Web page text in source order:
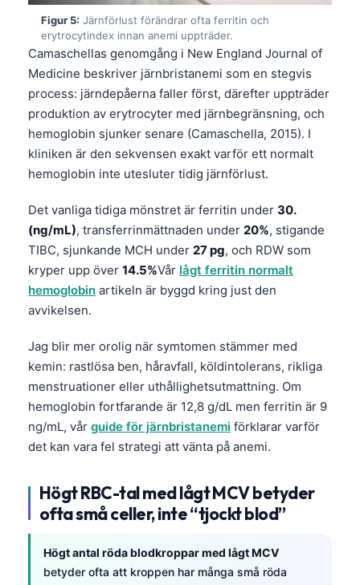
Figur 5: Järnförlust förändrar ofta ferritin och
erytrocytindex innan anemi uppträder.
Camaschellas genomgång i New England Journal of
Medicine beskriver järnbristanemi som en stegvis
process: järndepåerna faller först, därefter uppträder
produktion av erytrocyter med järnbegränsning, och
hemoglobin sjunker senare (Camaschella, 2015). I
kliniken är den sekvensen exakt varför ett normalt
hemoglobin inte utesluter tidig järnförlust.
Det vanliga tidiga mönstret är ferritin under 30.
(ng/mL), transferrinmättnaden under 20%, stigande
TIBC, sjunkande MCH under 27 pg, och RDW som
kryper upp över 14.5%Vår lågt ferritin normalt
hemoglobin artikeln är byggd kring just den
avvikelsen.
Jag blir mer orolig när symtomen stämmer med
kemin: rastlösa ben, håravfall, köldintolerans, rikliga
menstruationer eller uthållighetsutmattning. Om
hemoglobin fortfarande är 12,8 g/dL men ferritin är 9
ng/mL, vår guide för järnbristanemi förklarar varför
det kan vara fel strategi att vänta på anemi.
Högt RBC-tal med lågt MCV betyder
ofta små celler, inte “tjockt blod”
Högt antal röda blodkroppar med lågt MCV
betyder ofta att kroppen har många små röda